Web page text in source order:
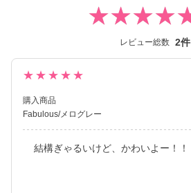
レビュー総数 2件
★★★★★
購入商品
Fabulous/メログレー
結構ぎゃるいけど、かわいよー！！